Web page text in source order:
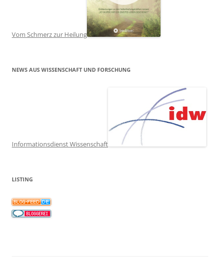
Vom Schmerz zur Heilung
NEWS AUS WISSENSCHAFT UND FORSCHUNG
Informationsdienst Wissenschaft
LISTING